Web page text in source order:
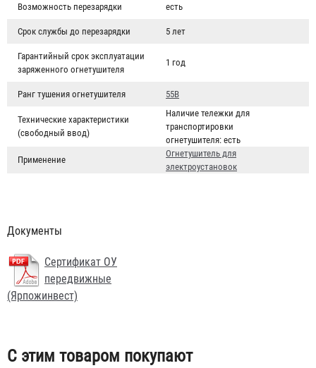
Возможность перезарядки есть
Срок службы до перезарядки 5 лет
Гарантийный срок эксплуатации
заряженного огнетушителя
1 год
Ранг тушения огнетушителя 55В
Технические характеристики
(свободный ввод)
Наличие тележки для
транспортировки
огнетушителя: есть
Применение
Огнетушитель для
электроустановок
Документы
Сертификат ОУ
передвижные
(Ярпожинвест)
С этим товаром покупают